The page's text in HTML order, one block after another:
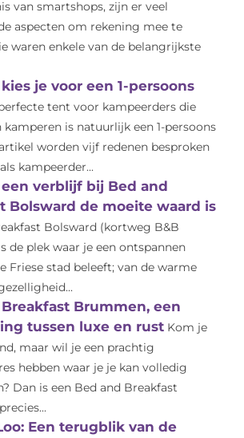
van smartshops, zijn er veel
aspecten om rekening mee te
waren enkele van de belangrijkste
je voor een 1-persoons
tent voor kampeerders die
kamperen is natuurlijk een 1-persoons
worden vijf redenen besproken
kampeerder...
verblijf bij Bed and
Bolsward de moeite waard is
Bolsward (kortweg B&B
de plek waar je een ontspannen
Friese stad beleeft; van de warme
Brummen, een
tussen luxe en rust Kom je
maar wil je een prachtig
hebben waar je je kan volledig
Dan is een Bed and Breakfast
Een terugblik van de